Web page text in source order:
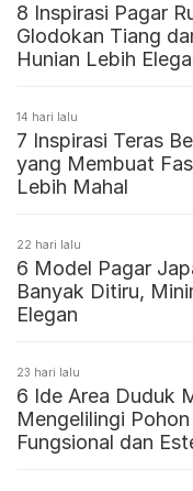
8 Inspirasi Pagar
Glodokan Tiang
Hunian Lebih
14 hari lalu
7 Inspirasi Teras
yang Membuat
Lebih Mahal
22 hari lalu
6 Model Pagar
Banyak Ditiru,
Elegan
23 hari lalu
6 Ide Area Duduk
Mengelilingi
Fungsional dan